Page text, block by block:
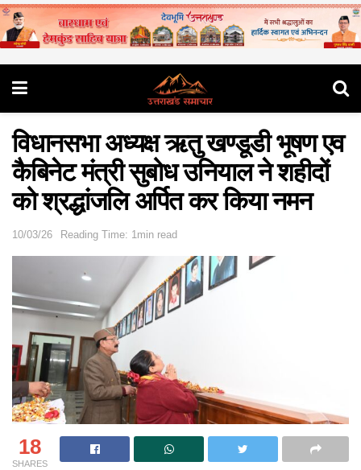
विधानसभा अध्यक्ष ऋतु खण्डूडी भूषण एव
कैबिनेट मंत्री सुबोध उनियाल ने शहीदों
को श्रद्धांजलि अर्पित कर किया नमन
10/03/26 Reading Time: 1min read
18
SHARES